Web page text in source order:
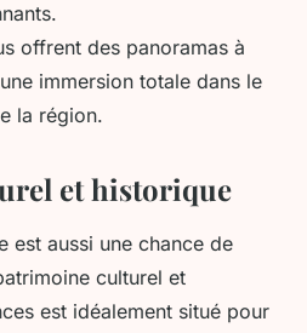
offrent des panoramas à
immersion totale dans le
la région.
et historique
est aussi une chance de
culturel et
est idéalement situé pour